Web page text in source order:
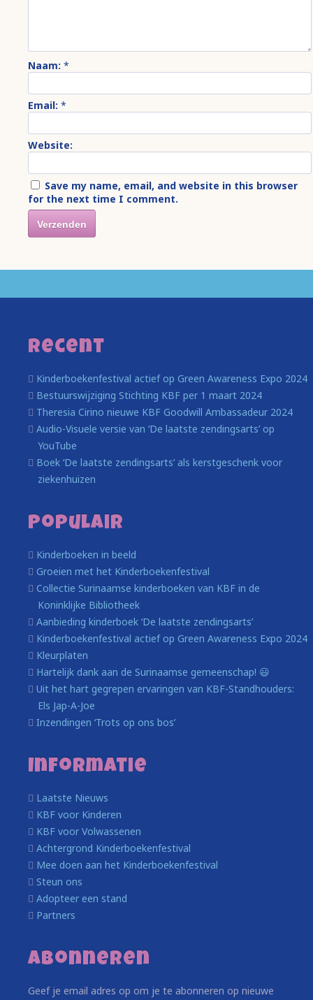
Naam: *
Email: *
Website:
Save my name, email, and website in this browser
for the next time I comment.
Recent
Kinderboekenfestival actief op Green Awareness Expo 2024
Bestuurswijziging Stichting KBF per 1 maart 2024
Theresia Cirino nieuwe KBF Goodwill Ambassadeur 2024
Audio-Visuele versie van ‘De laatste zendingsarts’ op
YouTube
Boek ‘De laatste zendingsarts’ als kerstgeschenk voor
ziekenhuizen
Populair
Kinderboeken in beeld
Groeien met het Kinderboekenfestival
Collectie Surinaamse kinderboeken van KBF in de
Koninklijke Bibliotheek
Aanbieding kinderboek ‘De laatste zendingsarts’
Kinderboekenfestival actief op Green Awareness Expo 2024
Kleurplaten
Hartelijk dank aan de Surinaamse gemeenschap! 😃
Uit het hart gegrepen ervaringen van KBF-Standhouders:
Els Jap-A-Joe
Inzendingen ‘Trots op ons bos’
Informatie
Laatste Nieuws
KBF voor Kinderen
KBF voor Volwassenen
Achtergrond Kinderboekenfestival
Mee doen aan het Kinderboekenfestival
Steun ons
Adopteer een stand
Partners
Abonneren
Geef je email adres op om je te abonneren op nieuwe